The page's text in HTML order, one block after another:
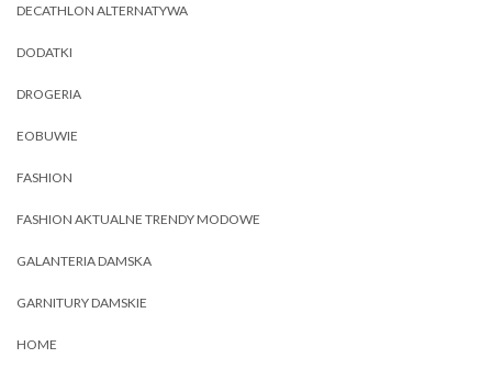
DECATHLON ALTERNATYWA
DODATKI
DROGERIA
EOBUWIE
FASHION
FASHION AKTUALNE TRENDY MODOWE
GALANTERIA DAMSKA
GARNITURY DAMSKIE
HOME